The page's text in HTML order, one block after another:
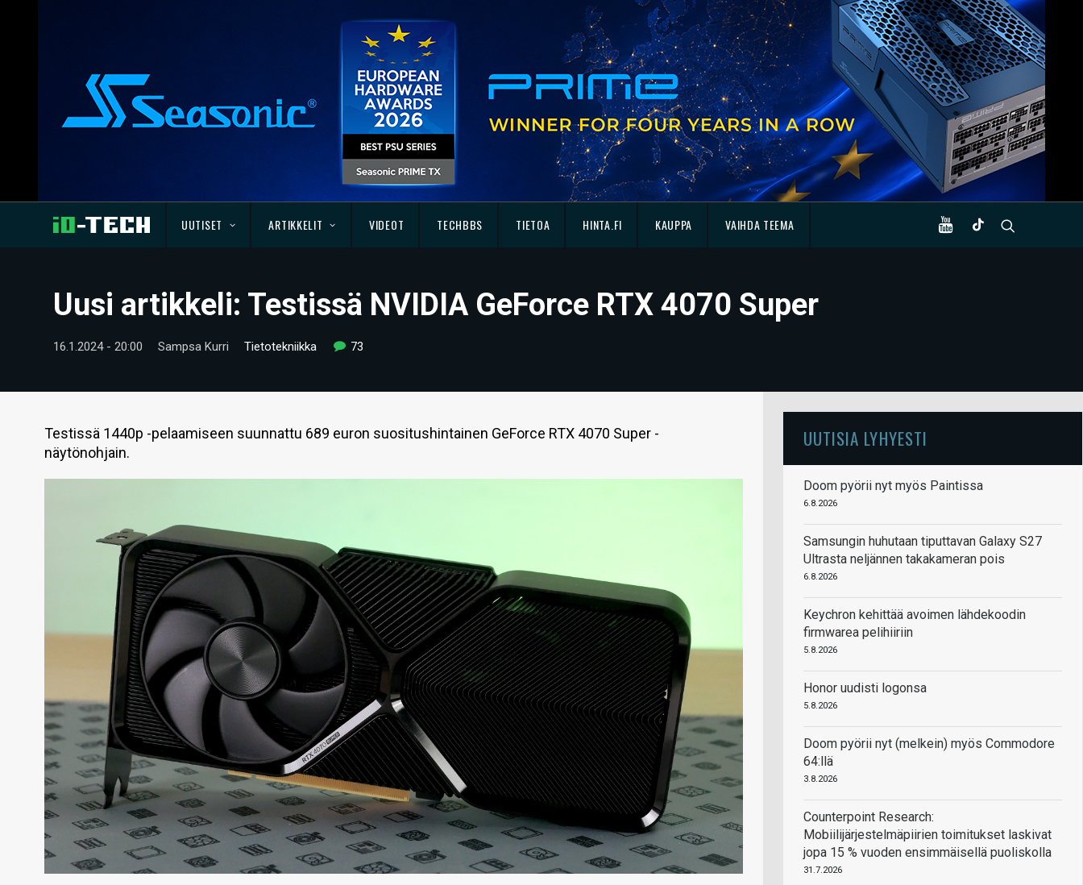
UUTISET ARTIKKELIT VIDEOT TECHBBS TIETOA HINTA.FI KAUPPA VAIHDA TEEMA
Uusi artikkeli: Testissä NVIDIA GeForce RTX 4070 Super
16.1.2024 - 20:00 Sampsa Kurri Tietotekniikka 73
Testissä 1440p -pelaamiseen suunnattu 689 euron suositushintainen GeForce RTX 4070 Super -
näytönohjain.
UUTISIA LYHYESTI
Doom pyörii nyt myös Paintissa
6.8.2026
Samsungin huhutaan tiputtavan Galaxy S27
Ultrasta neljännen takakameran pois
6.8.2026
Keychron kehittää avoimen lähdekoodin
firmwarea pelihiiriin
5.8.2026
Honor uudisti logonsa
5.8.2026
Doom pyörii nyt (melkein) myös Commodore
64:llä
3.8.2026
Counterpoint Research:
Mobiilijärjestelmäpiirien toimitukset laskivat
jopa 15 % vuoden ensimmäisellä puoliskolla
31.7.2026